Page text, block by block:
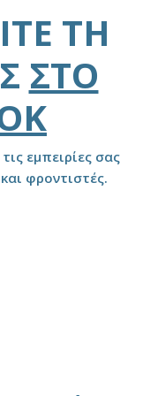
ΤΗ
ΣΤΟ
εμπειρίες σας
φροντιστές.